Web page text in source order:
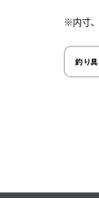
※内寸
釣り具